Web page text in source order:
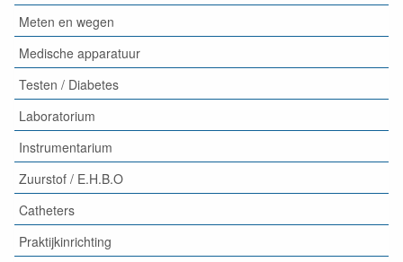
Meten en wegen
Medische apparatuur
Testen / Diabetes
Laboratorium
Instrumentarium
Zuurstof / E.H.B.O
Catheters
Praktijkinrichting